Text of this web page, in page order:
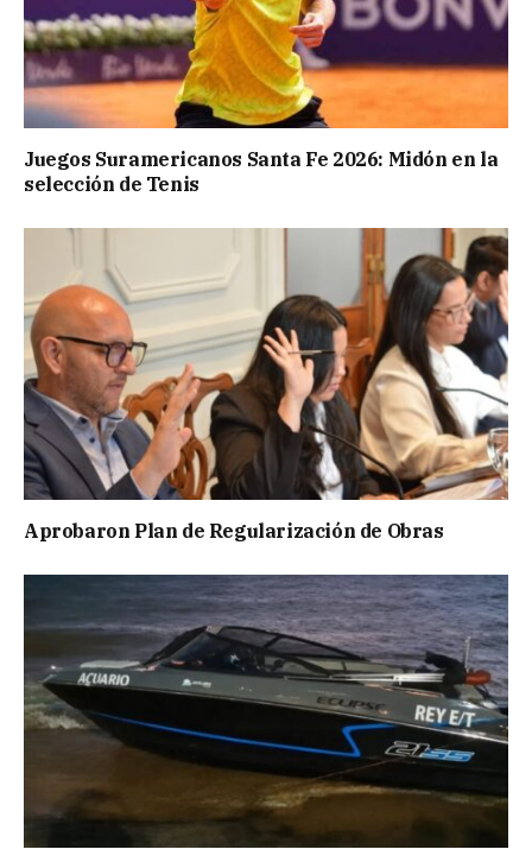
Juegos Suramericanos Santa Fe 2026: Midón en la
selección de Tenis
Aprobaron Plan de Regularización de Obras